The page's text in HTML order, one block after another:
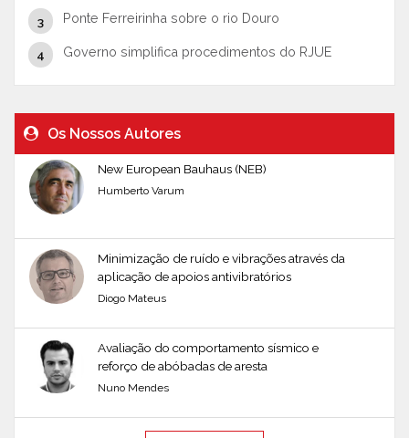
Ponte Ferreirinha sobre o rio Douro
Governo simplifica procedimentos do RJUE
Os Nossos Autores
New European Bauhaus (NEB)
Humberto Varum
Minimização de ruído e vibrações através da
aplicação de apoios antivibratórios
Diogo Mateus
Avaliação do comportamento sísmico e
reforço de abóbadas de aresta
Nuno Mendes